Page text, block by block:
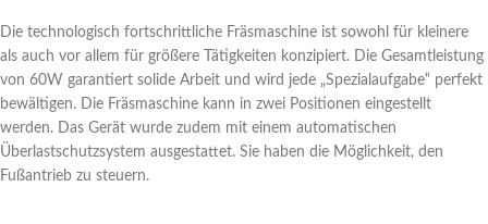
Die technologisch fortschrittliche Fräsmaschine ist sowohl für kleinere
als auch vor allem für größere Tätigkeiten konzipiert. Die Gesamtleistung
von 60W garantiert solide Arbeit und wird jede „Spezialaufgabe“ perfekt
bewältigen. Die Fräsmaschine kann in zwei Positionen eingestellt
werden. Das Gerät wurde zudem mit einem automatischen
Überlastschutzsystem ausgestattet. Sie haben die Möglichkeit, den
Fußantrieb zu steuern.